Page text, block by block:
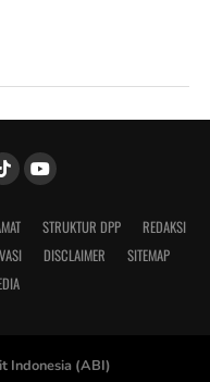
STRUKTUR DPP
REDAKSI
DISCLAIMER
SITEMAP
Indonesia (ABI)